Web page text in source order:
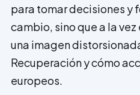
para tomar decisiones y
cambio, sino que a la
una imagen
Recuperación y cómo
europeos.